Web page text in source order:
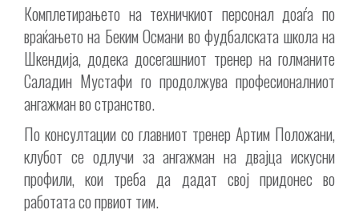
Комплетирањето на техничкиот персонал доаѓа по
враќањето на Беким Османи во фудбалската школа на
Шкендија, додека досегашниот тренер на голманите
Саладин Мустафи го продолжува професионалниот
ангажман во странство.
По консултации со главниот тренер Артим Положани,
клубот се одлучи за ангажман на двајца искусни
профили, кои треба да дадат свој придонес во
работата со првиот тим.